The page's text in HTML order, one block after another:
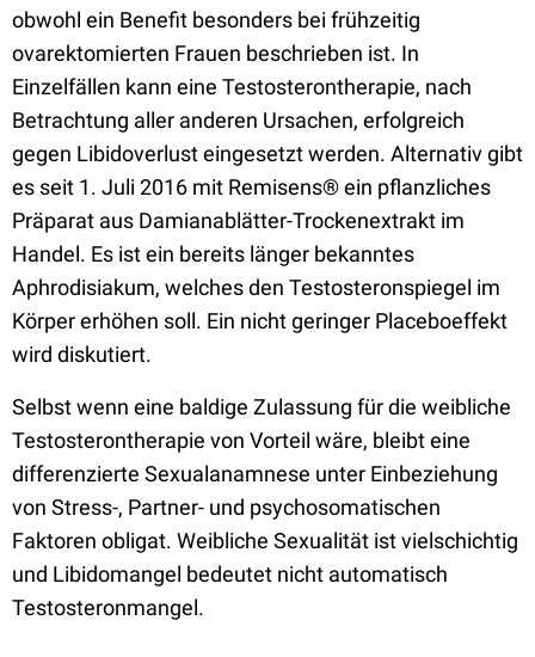
obwohl ein Benefit besonders bei frühzeitig
ovarektomierten Frauen beschrieben ist. In
Einzelfällen kann eine Testosterontherapie, nach
Betrachtung aller anderen Ursachen, erfolgreich
gegen Libidoverlust eingesetzt werden. Alternativ gibt
es seit 1. Juli 2016 mit Remisens® ein pflanzliches
Präparat aus Damianablätter-Trockenextrakt im
Handel. Es ist ein bereits länger bekanntes
Aphrodisiakum, welches den Testosteronspiegel im
Körper erhöhen soll. Ein nicht geringer Placeboeffekt
wird diskutiert.
Selbst wenn eine baldige Zulassung für die weibliche
Testosterontherapie von Vorteil wäre, bleibt eine
differenzierte Sexualanamnese unter Einbeziehung
von Stress-, Partner- und psychosomatischen
Faktoren obligat. Weibliche Sexualität ist vielschichtig
und Libidomangel bedeutet nicht automatisch
Testosteronmangel.